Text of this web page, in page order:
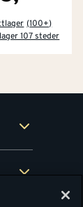
(100+)
107 steder